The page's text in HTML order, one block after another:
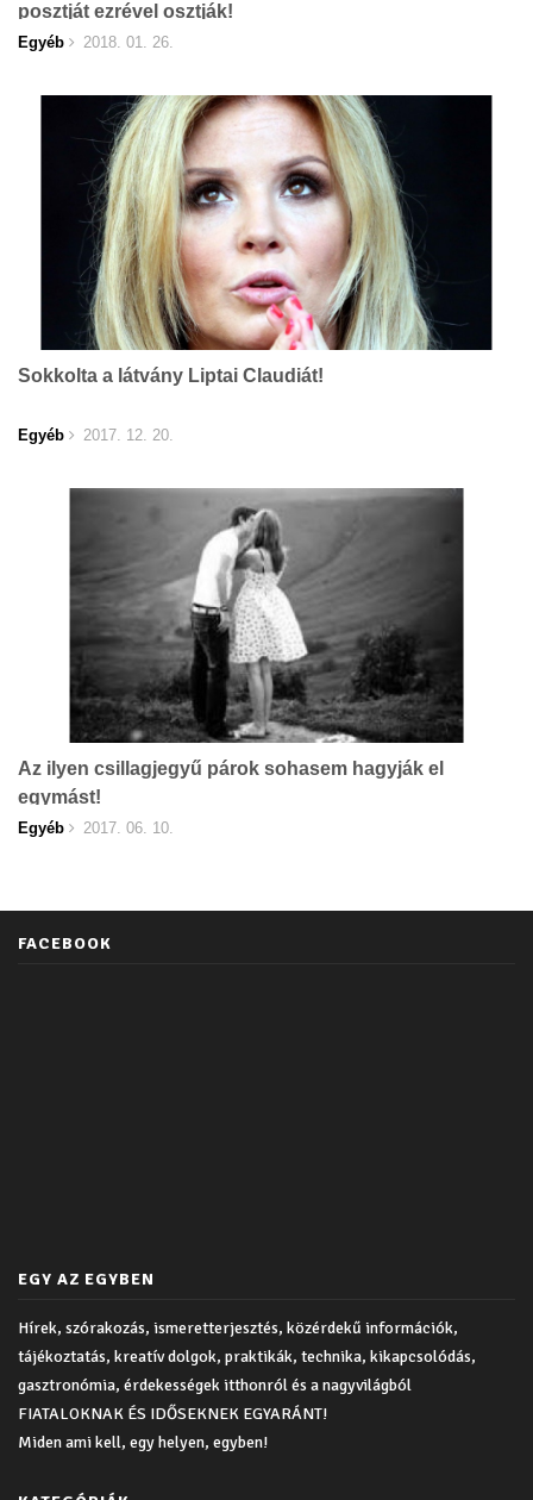
posztját ezrével osztják!
Egyéb 2018. 01. 26.
Sokkolta a látvány Liptai Claudiát!
Egyéb 2017. 12. 20.
Az ilyen csillagjegyű párok sohasem hagyják el
egymást!
Egyéb 2017. 06. 10.
FACEBOOK
EGY AZ EGYBEN
Hírek, szórakozás, ismeretterjesztés, közérdekű információk,
tájékoztatás, kreatív dolgok, praktikák, technika, kikapcsolódás,
gasztronómia, érdekességek itthonról és a nagyvilágból
FIATALOKNAK ÉS IDŐSEKNEK EGYARÁNT!
Miden ami kell, egy helyen, egyben!